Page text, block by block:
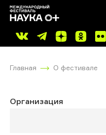
Главная О фестивале
Организация